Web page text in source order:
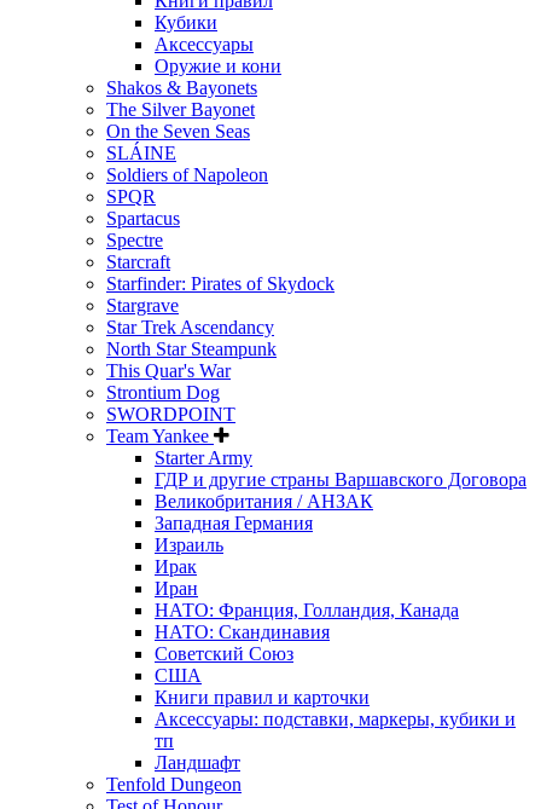
Кубики
Аксессуары
Оружие и кони
Shakos & Bayonets
The Silver Bayonet
On the Seven Seas
SLÁINE
Soldiers of Napoleon
SPQR
Spartacus
Spectre
Starcraft
Starfinder: Pirates of Skydock
Stargrave
Star Trek Ascendancy
North Star Steampunk
This Quar's War
Strontium Dog
SWORDPOINT
Team Yankee
Starter Army
ГДР и другие страны Варшавского Договора
Великобритания / АНЗАК
Западная Германия
Израиль
Ирак
Иран
НАТО: Франция, Голландия, Канада
НАТО: Скандинавия
Советский Союз
США
Книги правил и карточки
Аксессуары: подставки, маркеры, кубики и
тп
Ландшафт
Tenfold Dungeon